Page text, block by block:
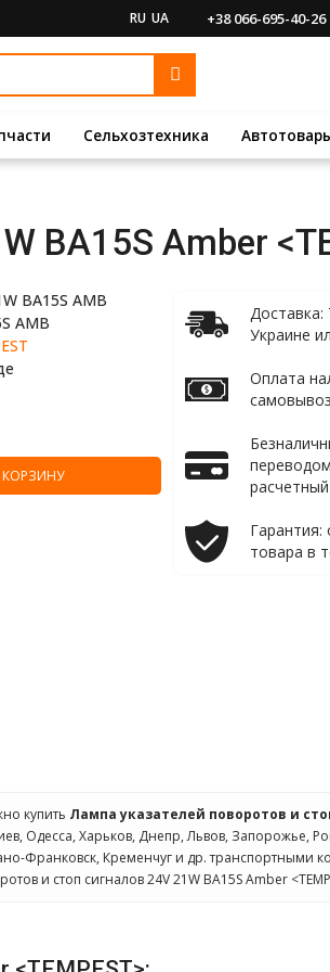
RU UA +38 066-695-40-26
Сельхозтехника
BA15S Amber
BA15S AMB
AMB
КОРЗИНУ
Украине
Оплата
товара в
купить Лампа указателей поворотов и
Одесса, Харьков, Днепр, Львов, Запорожье,
Франковск, Кременчуг и др. транспортными
и стоп сигналов 24V 21W BA15S Amber